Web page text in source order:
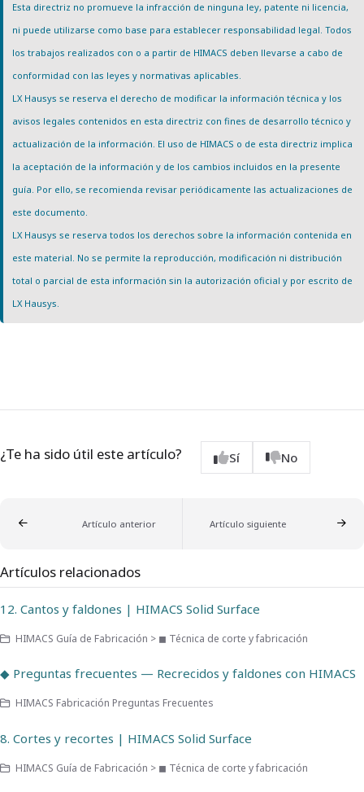
Esta directriz no promueve la infracción de ninguna ley, patente ni licencia,
ni puede utilizarse como base para establecer responsabilidad legal. Todos
los trabajos realizados con o a partir de HIMACS deben llevarse a cabo de
conformidad con las leyes y normativas aplicables.
LX Hausys se reserva el derecho de modificar la información técnica y los
avisos legales contenidos en esta directriz con fines de desarrollo técnico y
actualización de la información. El uso de HIMACS o de esta directriz implica
la aceptación de la información y de los cambios incluidos en la presente
guía. Por ello, se recomienda revisar periódicamente las actualizaciones de
este documento.
LX Hausys se reserva todos los derechos sobre la información contenida en
este material. No se permite la reproducción, modificación ni distribución
total o parcial de esta información sin la autorización oficial y por escrito de
LX Hausys.
¿Te ha sido útil este artículo? Sí No
Artículo anterior Artículo siguiente
Artículos relacionados
12. Cantos y faldones | HIMACS Solid Surface
HIMACS Guía de Fabricación > ◼ Técnica de corte y fabricación
◆ Preguntas frecuentes — Recrecidos y faldones con HIMACS
HIMACS Fabricación Preguntas Frecuentes
8. Cortes y recortes | HIMACS Solid Surface
HIMACS Guía de Fabricación > ◼ Técnica de corte y fabricación